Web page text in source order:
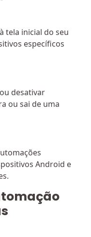
tela inicial do seu
específicos
desativar
ou sai de uma
Android e